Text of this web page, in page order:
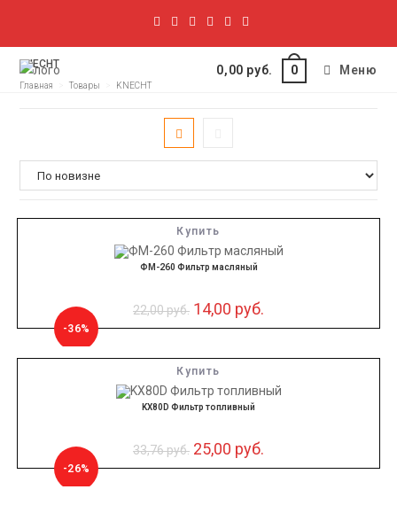
0,00 руб. 0 Меню
KNECHT
Главная Товары KNECHT
Купить
-36%
ФМ-260 Фильтр масляный
22,00руб. 14,00 руб.
Купить
-26%
KX80D Фильтр топливный
33,76руб. 25,00 руб.